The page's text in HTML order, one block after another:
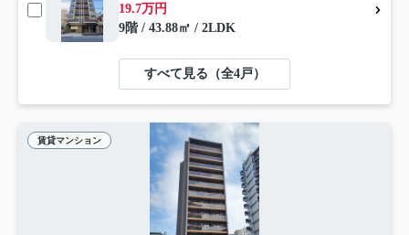
19.7万円
9階 / 43.88㎡ / 2LDK
すべて見る（全4戸）
賃貸マンション